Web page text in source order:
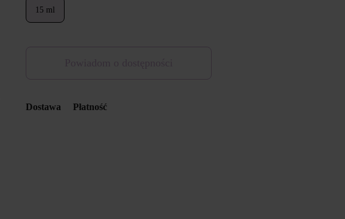
15 ml
Dostawa Płatność